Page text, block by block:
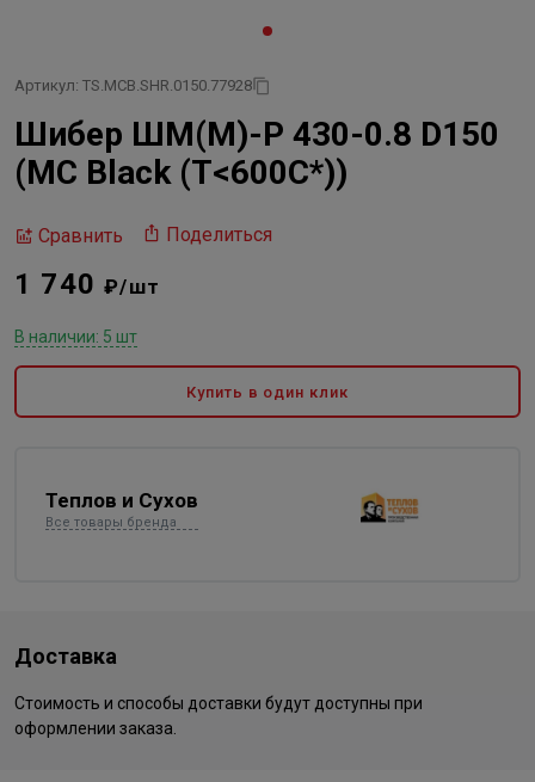
Артикул: TS.MCB.SHR.0150.77928
Шибер ШМ(М)-Р 430-0.8 D150
(MC Black (Т<600C*))
Сравнить Поделиться
1 740₽/шт
В наличии: 5 шт
Купить в один клик
Теплов и Сухов
Все товары бренда
Доставка
Стоимость и способы доставки будут доступны при
оформлении заказа.